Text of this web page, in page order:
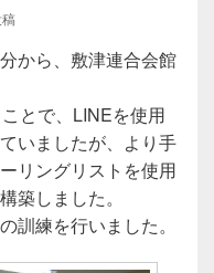
から、敷津連合会館
とで、LINEを使用
いましたが、より手
リングリストを使用
築しました。
訓練を行いました。